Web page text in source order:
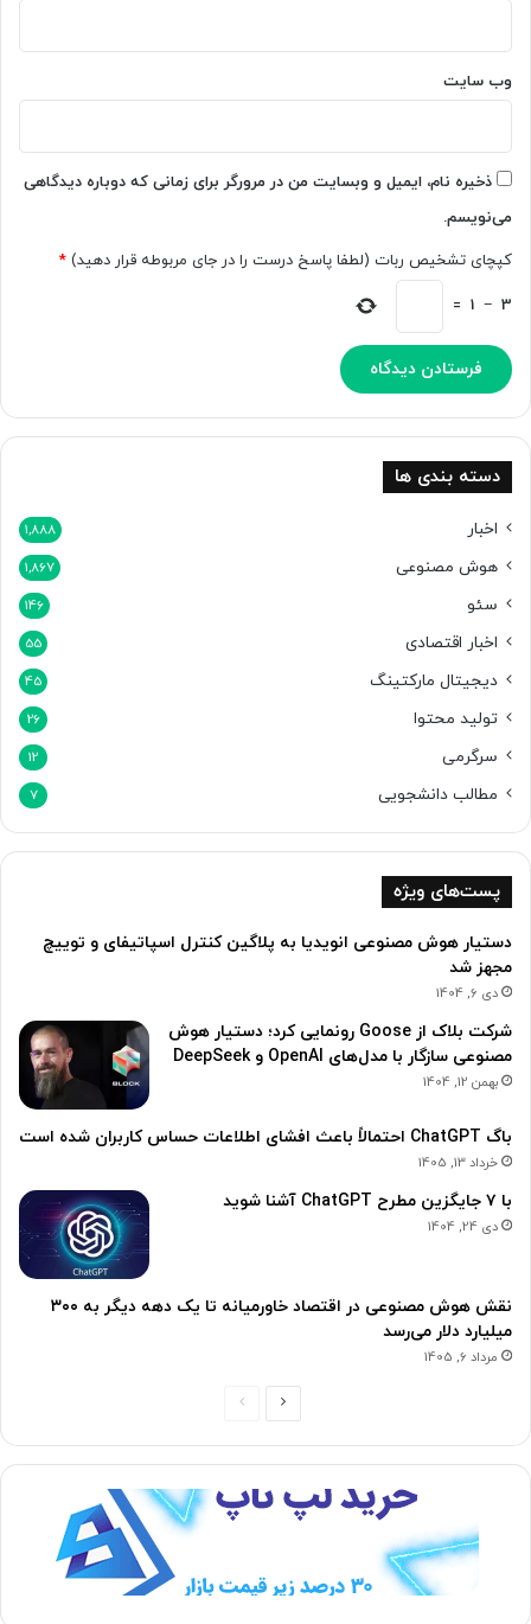
ه
ن
ت
ا
ا
د
ن‌
ر
ز
G
T
4
ب
ش
د
وب‌ سایت
ذخیره نام، ایمیل و وبسایت من در مرورگر برای زمانی که دوباره دیدگاهی
می‌نویسم.
کپچای تشخیص ربات (لطفا پاسخ درست را در جای مربوطه قرار دهید) *
3
−
1
=
دسته بندی ها
اخبار 1,888
هوش مصنوعی 1,867
سئو 146
اخبار اقتصادی 55
دیجیتال مارکتینگ 45
تولید محتوا 26
سرگرمی 12
مطالب دانشجویی 7
پست‌های ویژه
دستیار هوش مصنوعی انویدیا به پلاگین کنترل اسپاتیفای و توییچ
مجهز شد
دی 6, 1404
شرکت بلاک از Goose رونمایی کرد؛ دستیار هوش
مصنوعی سازگار با مدل‌های OpenAI‌ و DeepSeek
بهمن 12, 1404
باگ ChatGPT احتمالاً باعث افشای اطلاعات حساس کاربران شده است
خرداد 13, 1405
با ۷ جایگزین مطرح ChatGPT آشنا شوید
دی 24, 1404
نقش هوش مصنوعی در اقتصاد خاورمیانه تا یک دهه دیگر به ۳۰۰
میلیارد دلار ‌می‌رسد
مرداد 6, 1405
ح
ه
ح
ه
د